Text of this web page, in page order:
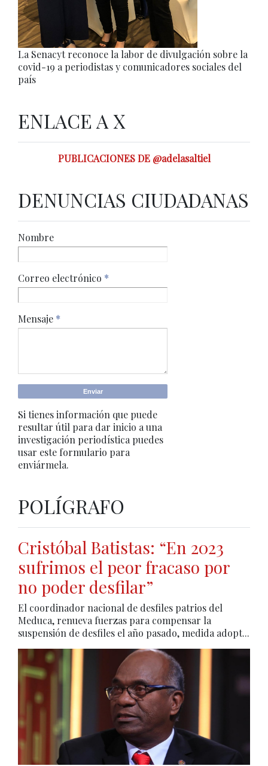
La Senacyt reconoce la labor de divulgación sobre la
covid-19 a periodistas y comunicadores sociales del
país
ENLACE A X
PUBLICACIONES DE @adelasaltiel
DENUNCIAS CIUDADANAS
Nombre
Correo electrónico *
Mensaje *
Si tienes información que puede
resultar útil para dar inicio a una
investigación periodística puedes
usar este formulario para
enviármela.
POLÍGRAFO
Cristóbal Batistas: “En 2023
sufrimos el peor fracaso por
no poder desfilar”
El coordinador nacional de desfiles patrios del
Meduca, renueva fuerzas para compensar la
suspensión de desfiles el año pasado, medida adopt...